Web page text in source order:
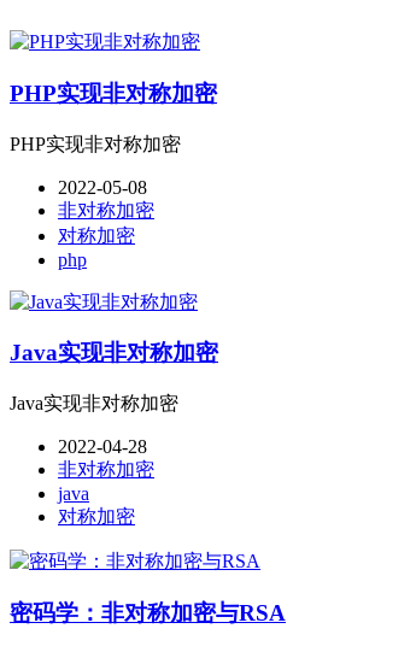
PHP实现非对称加密
PHP实现非对称加密
2022-05-08
非对称加密
对称加密
php
Java实现非对称加密
Java实现非对称加密
2022-04-28
非对称加密
java
对称加密
密码学：非对称加密与RSA